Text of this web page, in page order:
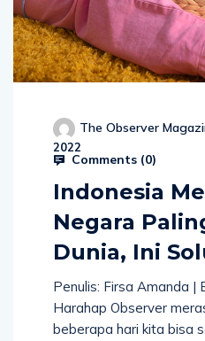
The Observer
2022
Comments (0)
Indonesia
Negara
Dunia, Ini
Penulis: Firsa Amanda |
Harahap Observer
beberapa hari kita bisa